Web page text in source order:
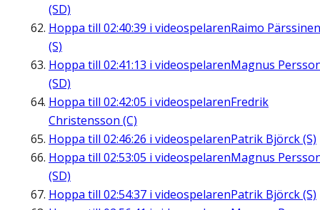
(SD)
Hoppa till 02:40:39 i videospelarenRaimo Pärssinen
(S)
Hoppa till 02:41:13 i videospelarenMagnus
(SD)
Hoppa till 02:42:05 i videospelarenFredrik
Christensson (C)
Hoppa till 02:46:26 i videospelarenPatrik Björck (S)
Hoppa till 02:53:05 i videospelarenMagnus
(SD)
Hoppa till 02:54:37 i videospelarenPatrik Björck (S)